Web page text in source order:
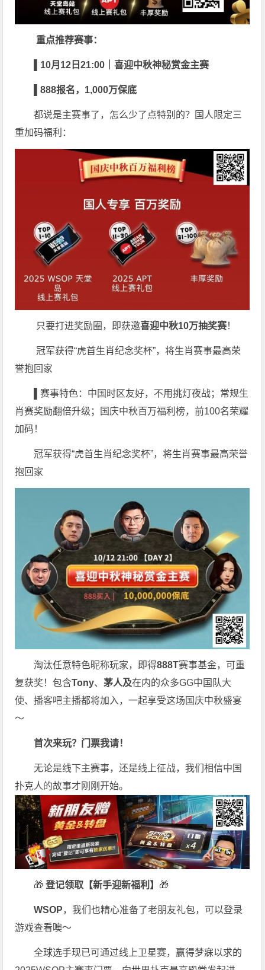
重点推荐赛事：
10月 12 日21:00 ｜喜迎中秋神秘赏金主赛
▌888报名， 1,000万保底
都说是主赛事了，怎么少了点特别的？国人限定三
重加码福利：
只要打进奖励圈，即获邀喜迎中秋10万抽奖赛！
冠军获得“虎首生肖纪念奖杯”，将生肖赛事最高荣
誉抱回家
▌赛事特色：中国时区友好，不用挑灯夜战；常规生
肖赛奖励翻倍升级；国庆中秋百万福利榜，前100名荣耀
加码！
冠军获得“虎首生肖纪念奖杯”，将生肖赛事最高荣誉
抱回家
淘汰任意特色昵称玩家，即得888T赛事基金，可重
复获奖！包含Tony、 茅人及在内的众多GG中国队大
使、播客吧主播都将加入，一起享受这场国庆中秋盛宴
～
首次来玩？门票我请！
无论是线下主赛事，还是线上征战，我们相信中国
扑克人的故事才刚刚开始。
🎁 登记领取【新手迎新福利】 🎁
WSOP，我们也精心准备了老朋友礼包，可以登录
游戏查看噢～
全球选手现已可通过线上卫星赛，赢得梦寐以求的